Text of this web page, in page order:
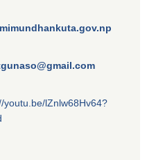
youtu.be/lZnlw68Hv64?